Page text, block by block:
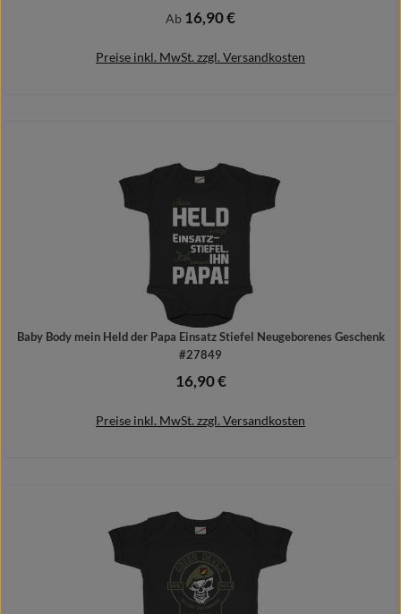
Regulärer Preis:
Ab 16,90 €
Preise inkl. MwSt. zzgl. Versandkosten
Baby Body mein Held der Papa Einsatz Stiefel Neugeborenes Geschenk
#27849
Regulärer Preis:
16,90 €
Preise inkl. MwSt. zzgl. Versandkosten
Details